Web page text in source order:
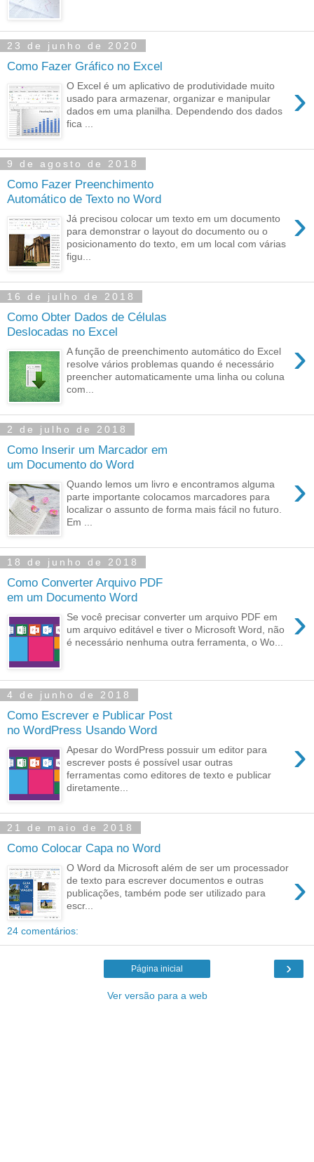
23 de junho de 2020
Como Fazer Gráfico no Excel
›
O Excel é um aplicativo de produtividade muito
usado para armazenar, organizar e manipular
dados em uma planilha. Dependendo dos dados
fica ...
9 de agosto de 2018
Como Fazer Preenchimento
Automático de Texto no Word
›
Já precisou colocar um texto em um documento
para demonstrar o layout do documento ou o
posicionamento do texto, em um local com várias
figu...
16 de julho de 2018
Como Obter Dados de Células
Deslocadas no Excel
›
A função de preenchimento automático do Excel
resolve vários problemas quando é necessário
preencher automaticamente uma linha ou coluna
com...
2 de julho de 2018
Como Inserir um Marcador em
um Documento do Word
›
Quando lemos um livro e encontramos alguma
parte importante colocamos marcadores para
localizar o assunto de forma mais fácil no futuro.
Em ...
18 de junho de 2018
Como Converter Arquivo PDF
em um Documento Word
›
Se você precisar converter um arquivo PDF em
um arquivo editável e tiver o Microsoft Word, não
é necessário nenhuma outra ferramenta, o Wo...
4 de junho de 2018
Como Escrever e Publicar Post
no WordPress Usando Word
›
Apesar do WordPress possuir um editor para
escrever posts é possível usar outras
ferramentas como editores de texto e publicar
diretamente...
21 de maio de 2018
Como Colocar Capa no Word
›
O Word da Microsoft além de ser um processador
de texto para escrever documentos e outras
publicações, também pode ser utilizado para
escr...
24 comentários:
›
Página inicial
Ver versão para a web